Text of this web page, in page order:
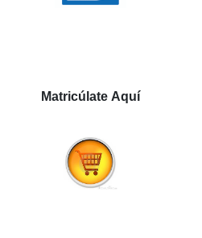
Matricúlate Aquí